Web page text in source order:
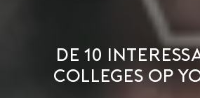
De 10
colleges op